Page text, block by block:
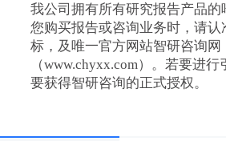
我公司拥有所有研究报告产品的
您购买报告或咨询业务时，请认
标，及唯一官方网站智研咨询网
（www.chyxx.com）。若要进
要获得智研咨询的正式授权。